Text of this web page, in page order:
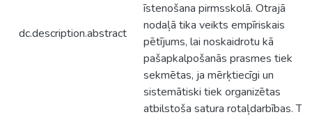
dc.description.abstract
īstenošana pirmsskolā. Otrajā
nodaļā tika veikts empīriskais
pētījums, lai noskaidrotu kā
pašapkalpošanās prasmes tiek
sekmētas, ja mērķtiecīgi un
sistemātiski tiek organizētas
atbilstoša satura rotaļdarbības.